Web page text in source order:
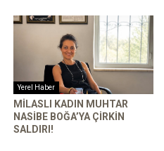
Yerel Haber
MILASLI KADIN MUHTAR
NASIBE BOĞA’YA ÇIRKIN
SALDIRI!